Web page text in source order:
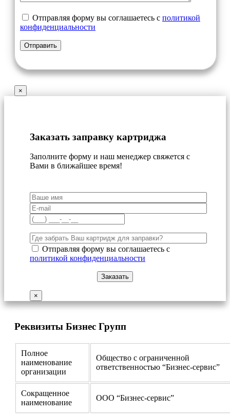
Отправляя форму вы соглашаетесь с политикой
конфиденциальности
×
Заказать заправку картриджа
Заполните форму и наш менеджер свяжется с
Вами в ближайшее время!
Отправляя форму вы соглашаетесь с
политикой конфиденциальности
×
Реквизиты Бизнес Групп
Полное
наименование
организации
Общество с ограниченной
ответственностью “Бизнес-сервис”
Сокращенное
наименование
ООО “Бизнес-сервис”